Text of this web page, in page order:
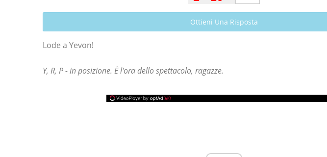
Ottieni Una Risposta
Lode a Yevon!
Y, R, P - in posizione. È l'ora dello spettacolo, ragazze.